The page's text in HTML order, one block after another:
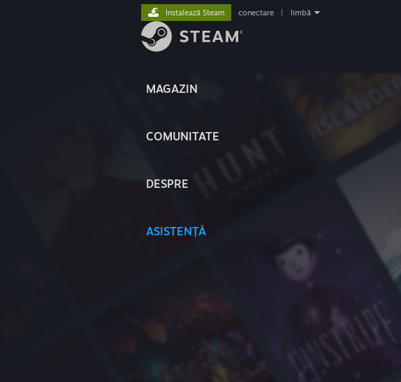
MAGAZIN
COMUNITATE
DESPRE
ASISTENȚĂ
Instalează Steam conectare limbă